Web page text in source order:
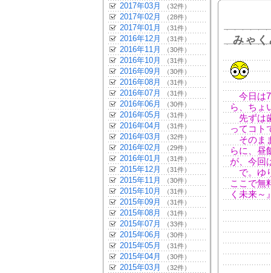
2017年03月 （32件）
2017年02月 （28件）
2017年01月 （31件）
2016年12月 （31件）
2016年11月 （30件）
2016年10月 （31件）
2016年09月 （30件）
2016年08月 （31件）
2016年07月 （31件）
2016年06月 （30件）
2016年05月 （31件）
2016年04月 （31件）
2016年03月 （32件）
2016年02月 （29件）
2016年01月 （31件）
2015年12月 （31件）
2015年11月 （30件）
2015年10月 （31件）
2015年09月 （31件）
2015年08月 （31件）
2015年07月 （33件）
2015年06月 （30件）
2015年05月 （31件）
2015年04月 （30件）
2015年03月 （32件）
みゃ
今日は7
ら、ちょ
先ずは
ってコト
そのま
らに、昼
が、今回
で。ゆ
ここで無
く未来～